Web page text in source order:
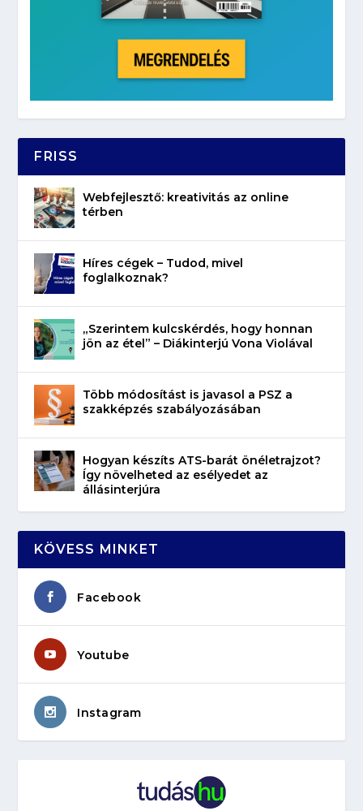
FRISS
Webfejlesztő: kreativitás az online
térben
Híres cégek – Tudod, mivel
foglalkoznak?
„Szerintem kulcskérdés, hogy honnan
jön az étel” – Diákinterjú Vona Violával
Több módosítást is javasol a PSZ a
szakképzés szabályozásában
Hogyan készíts ATS-barát önéletrajzot?
Így növelheted az esélyedet az
állásinterjúra
KÖVESS MINKET
Facebook
Youtube
Instagram